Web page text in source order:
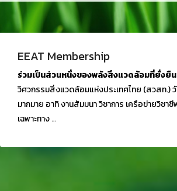
EEAT Membership
ร่วมเป็นส่วนหนึ่งของพลังสิ่งแวดล้อมที่ยั่งยื
วิศวกรรมสิ่งแวดล้อมแห่งประเทศไทย (สวสท.)
มากมาย อาทิ งานสัมมนา วิชาการ เครือข่ายวิชา
เฉพาะทาง